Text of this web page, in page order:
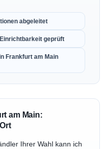
abgeleitet
geprüft
Frankfurt am Main
am Main:
Ihrer Wahl kann ich